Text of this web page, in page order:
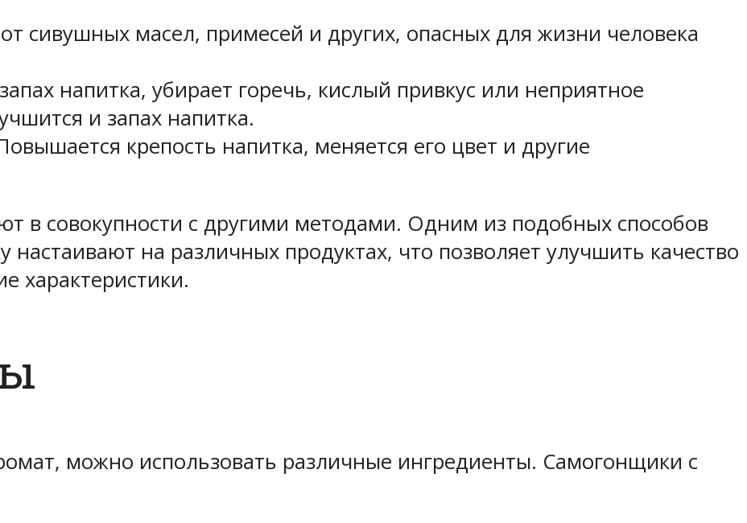
сивушных масел, примесей и других, опасных для жизни человека
напитка, убирает горечь, кислый привкус или неприятное
и запах напитка.
крепость напитка, меняется его цвет и другие
в совокупности с другими методами. Одним из подобных способов
настаивают на различных продуктах, что позволяет улучшить качество
характеристики.
можно использовать различные ингредиенты. Самогонщики с